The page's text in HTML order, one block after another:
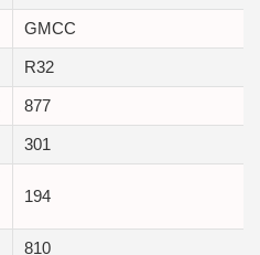
GMCC
R32
877
301
194
810